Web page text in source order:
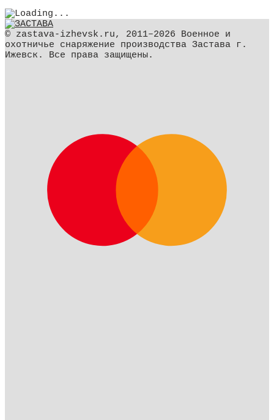
© zastava-izhevsk.ru, 2011–2026 Военное и
охотничье снаряжение производства Застава г.
Ижевск. Все права защищены.